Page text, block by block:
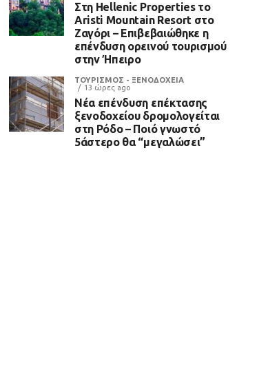
Στη Hellenic Properties το
Aristi Mountain Resort στο
Ζαγόρι – Επιβεβαιώθηκε η
επένδυση ορεινού τουρισμού
στην Ήπειρο
ΤΟΥΡΙΣΜΟΣ - ΞΕΝΟΔΟΧΕΙΑ
13 ώρες ago
Νέα επένδυση επέκτασης
ξενοδοχείου δρομολογείται
στη Ρόδο – Ποιό γνωστό
5άστερο θα “μεγαλώσει”